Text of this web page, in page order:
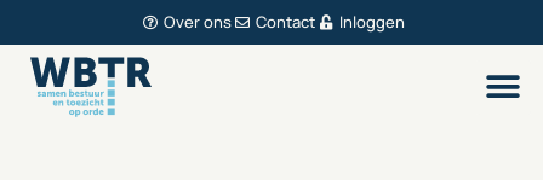
Over ons Contact Inloggen